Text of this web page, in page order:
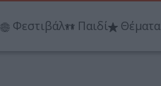
Φεστιβάλ Παιδί Θέματα